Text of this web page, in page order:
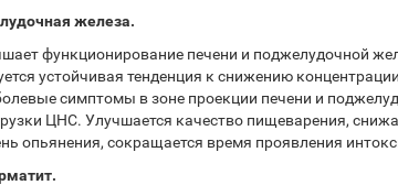
железа.
функционирование печени и поджелудочной
устойчивая тенденция к снижению
симптомы в зоне проекции печени и
ЦНС. Улучшается качество пищеварения,
опьянения, сокращается время проявления